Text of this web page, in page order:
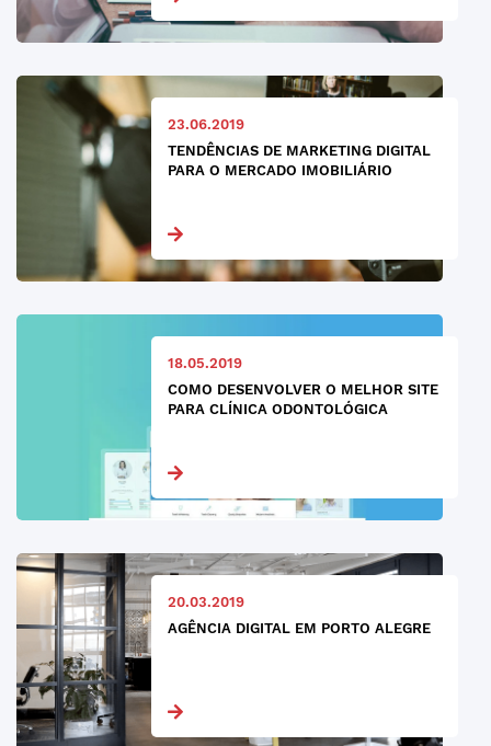
23.06.2019
TENDÊNCIAS DE MARKETING DIGITAL
PARA O MERCADO IMOBILIÁRIO
18.05.2019
COMO DESENVOLVER O MELHOR SITE
PARA CLÍNICA ODONTOLÓGICA
20.03.2019
AGÊNCIA DIGITAL EM PORTO ALEGRE